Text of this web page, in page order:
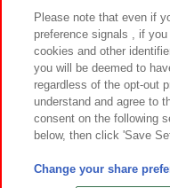
カスタマーハラスメント対応
©Bandai
©Bandai
Please note that even if
preference signals , if
cookies and other
you will be deemed to
regardless of the opt-out
understand and agree to
consent on the following
below, then click 'Save
Change your share